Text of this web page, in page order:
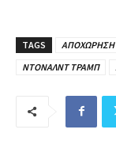
TAGS ΑΠΟΧΩΡΗΣΗ
ΝΤΟΝΑΛΝΤ ΤΡΑΜΠ